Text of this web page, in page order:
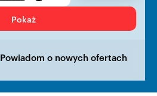
Pokaż
Powiadom o nowych ofertach